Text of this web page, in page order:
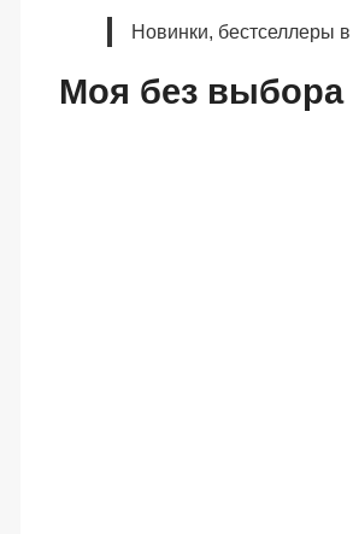
Новинки, бестселлеры
Моя без выбора